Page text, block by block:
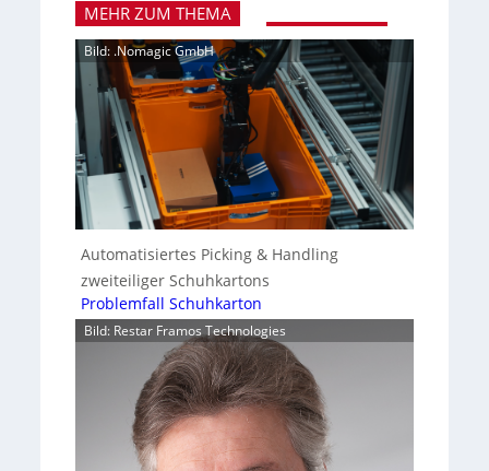
MEHR ZUM THEMA
Bild: .Nomagic GmbH
Automatisiertes Picking & Handling
zweiteiliger Schuhkartons
Problemfall Schuhkarton
Bild: Restar Framos Technologies